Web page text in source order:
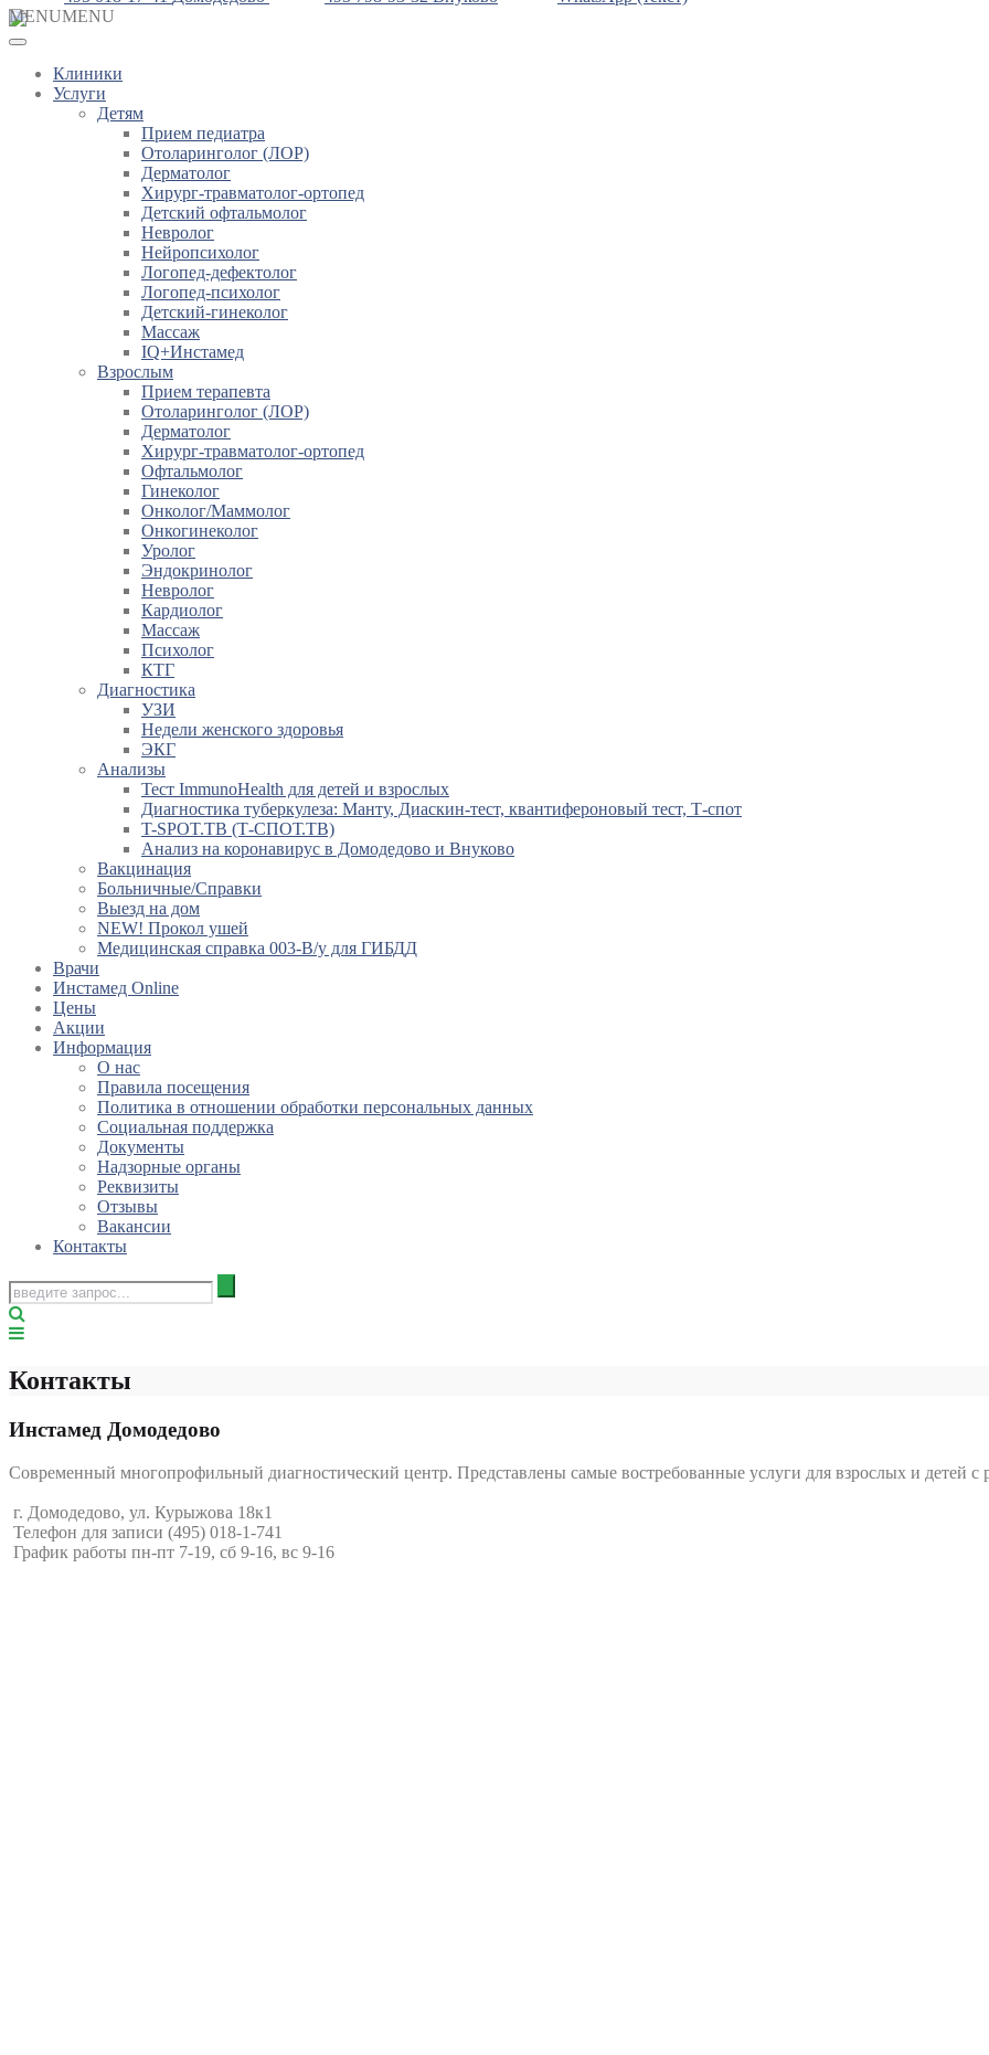
MENUMENU
Клиники
Услуги
Детям
Прием педиатра
Отоларинголог (ЛОР)
Дерматолог
Хирург-травматолог-ортопед
Детский офтальмолог
Невролог
Нейропсихолог
Логопед-дефектолог
Логопед-психолог
Детский-гинеколог
Массаж
IQ+Инстамед
Взрослым
Прием терапевта
Отоларинголог (ЛОР)
Дерматолог
Хирург-травматолог-ортопед
Офтальмолог
Гинеколог
Онколог/Маммолог
Онкогинеколог
Уролог
Эндокринолог
Невролог
Кардиолог
Массаж
Психолог
КТГ
Диагностика
УЗИ
Недели женского здоровья
ЭКГ
Анализы
Тест ImmunoHealth для детей и взрослых
Диагностика туберкулеза: Манту, Диаскин-тест, квантифероновый тест, Т-спот
T-SPOT.TB (Т-СПОТ.ТВ)
Анализ на коронавирус в Домодедово и Внуково
Вакцинация
Больничные/Справки
Выезд на дом
NEW! Прокол ушей
Медицинская справка 003-В/у для ГИБДД
Врачи
Инстамед Online
Цены
Акции
Информация
О нас
Правила посещения
Политика в отношении обработки персональных данных
Социальная поддержка
Документы
Надзорные органы
Реквизиты
Отзывы
Вакансии
Контакты
Контакты
Инстамед Домодедово
Современный многопрофильный диагностический центр. Представлены самые востребованные услуги для взрослых и детей с
г. Домодедово, ул. Курыжова 18к1
Телефон для записи (495) 018-1-741
График работы пн-пт 7-19, сб 9-16, вс 9-16